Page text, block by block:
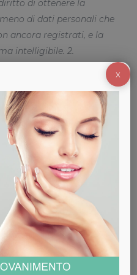
diritto di ottenere la
di dati personali che
ancora registrati, e la
intelligibile. 2.
della logica applicata
con l’ausilio di
estremi identificativi
e del rappresentante
5, comma 2; e) dei
soggetti ai quali i dati
o che possono
di rappresentante
Stato, di responsabili o
diritto di ottenere: a)
ovvero, quando vi
X